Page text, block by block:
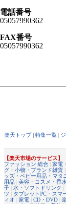
電話番号
05057990362
FAX番号
05057990362
楽天トップ| 特集一覧 |
【楽天市場のサービス】
ファッション 総合 | 家電
グ・小物・ブランド雑貨 |
ッズ・ベビー用品・マタ
用品 | 美容・コスメ・香水
子 | 水・ソフトドリンク |
ツ | タブレットPC・スマ
ィオ | 家電 | CD・DVD |